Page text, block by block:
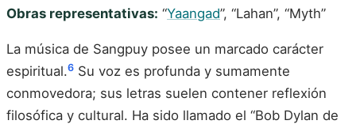
Obras representativas: “Yaangad”, “Lahan”, “Myth”
La música de Sangpuy posee un marcado carácter
espiritual.6 Su voz es profunda y sumamente
conmovedora; sus letras suelen contener reflexión
filosófica y cultural. Ha sido llamado el “Bob Dylan de